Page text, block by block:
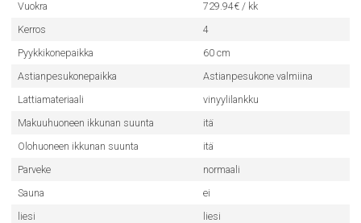
Vuokra
729.94€ / kk
Kerros
4
Pyykkikonepaikka
60 cm
Astianpesukonepaikka
Astianpesukone valmiina
Lattiamateriaali
vinyylilankku
Makuuhuoneen ikkunan suunta
itä
Olohuoneen ikkunan suunta
itä
Parveke
normaali
Sauna
ei
liesi
liesi